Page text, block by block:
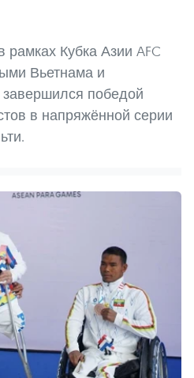
рамках Кубка Азии AFC
Вьетнама и
завершился победой
в напряжённой серии